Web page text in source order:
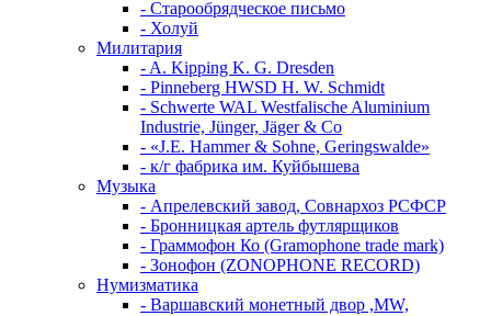
- Старообрядческое письмо
- Холуй
Милитария
- A. Kipping K. G. Dresden
- Pinneberg HWSD H. W. Schmidt
- Schwerte WAL Westfalische Aluminium
Industrie, Jünger, Jäger & Co
- «J.E. Hammer & Sohne, Geringswalde»
- к/г фабрика им. Куйбышева
Музыка
- Апрелевский завод, Совнархоз РСФСР
- Бронницкая артель футлярщиков
- Граммофон Ко (Gramophone trade mark)
- Зонофон (ZONOPHONE RECORD)
Нумизматика
- Варшавский монетный двор ,MW,